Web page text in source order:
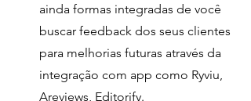
ainda formas integradas de você
buscar feedback dos seus clientes
para melhorias futuras através da
integração com app como Ryviu,
Areviews, Editorify.